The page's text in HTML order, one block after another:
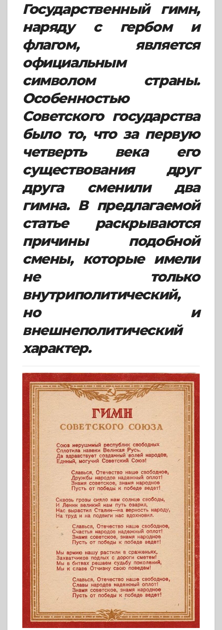
Государственный гимн,
наряду с гербом и
флагом, является
официальным
символом страны.
Особенностью
Советского государства
было то, что за первую
четверть века его
существования друг
друга сменили два
гимна. В предлагаемой
статье раскрываются
причины подобной
смены, которые имели
не только
внутриполитический,
но и
внешнеполитический
характер.